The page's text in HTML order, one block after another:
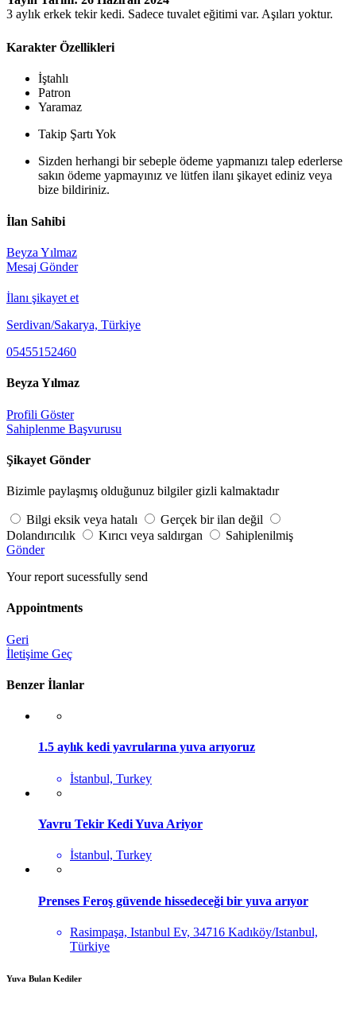
3 aylık erkek tekir kedi. Sadece tuvalet eğitimi var. Aşıları yoktur.
Karakter Özellikleri
İştahlı
Patron
Yaramaz
Takip Şartı Yok
Sizden herhangi bir sebeple ödeme yapmanızı talep ederlerse
sakın ödeme yapmayınız ve lütfen ilanı şikayet ediniz veya
bize bildiriniz.
İlan Sahibi
Beyza Yılmaz
Mesaj Gönder
İlanı şikayet et
Serdivan/Sakarya, Türkiye
05455152460
Beyza Yılmaz
Profili Göster
Sahiplenme Başvurusu
Şikayet Gönder
Bizimle paylaşmış olduğunuz bilgiler gizli kalmaktadır
Bilgi eksik veya hatalı
Gerçek bir ilan değil
Dolandırıcılık
Kırıcı veya saldırgan
Sahiplenilmiş
Gönder
Your report sucessfully send
Appointments
Geri
İletişime Geç
Benzer İlanlar
1.5 aylık kedi yavrularına yuva arıyoruz
İstanbul, Turkey
Yavru Tekir Kedi Yuva Ariyor
İstanbul, Turkey
Prenses Feroş güvende hissedeceği bir yuva arıyor
Rasimpaşa, Istanbul Ev, 34716 Kadıköy/Istanbul,
Türkiye
Yuva Bulan Kediler